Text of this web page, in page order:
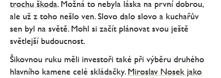
trochu škoda.Možná to nebyla láska na první dobrou,
ale už z toho nešlo ven. Slovo dalo slovo a kuchařův
sen byl na světě. Mohl si začít plánovat svou ještě
světlejší budoucnost.
Šikovnou ruku měli investoři také při výběru druhého
hlavního kamene celé skládačky. Miroslav Nosek jako